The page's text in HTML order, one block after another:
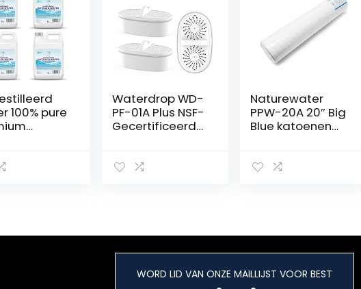
100% pure
strijkijzers,
20L
Waterdrop WD-
PF-01A Plus NSF-
Gecertificeerde
Waterdrop-
(Pakket van 3)
Naturewater
PPW-20A 20″ Big
Blue katoenen
vervangen
WORD LID VAN ONZE MAILLIJST VOOR BEST